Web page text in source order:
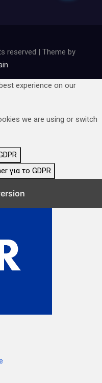
reserved | Theme by
experience on our
we are using or switch
για το GDPR